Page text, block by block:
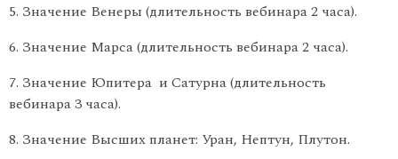
Значение Венеры (длительность вебинара 2 часа).
Значение Марса (длительность вебинара 2 часа).
Значение Юпитера и Сатурна (длительность
вебинара 3 часа).
Значение Высших планет: Уран, Нептун, Плутон.